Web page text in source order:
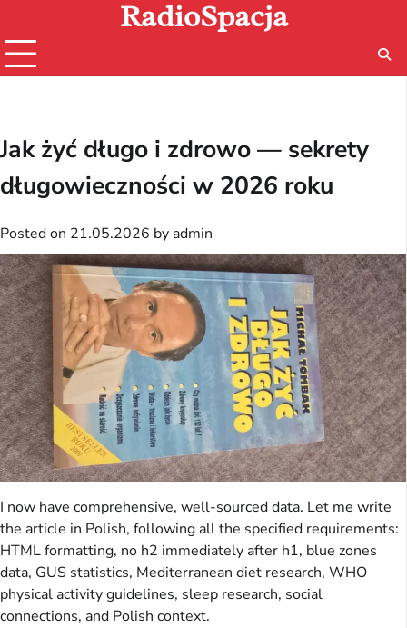
content
RadioSpacja
Jak żyć długo i zdrowo — sekrety
długowieczności w 2026 roku
Posted on 21.05.2026 by admin
I now have comprehensive, well-sourced data. Let me write
the article in Polish, following all the specified requirements:
HTML formatting, no h2 immediately after h1, blue zones
data, GUS statistics, Mediterranean diet research, WHO
physical activity guidelines, sleep research, social
connections, and Polish context.